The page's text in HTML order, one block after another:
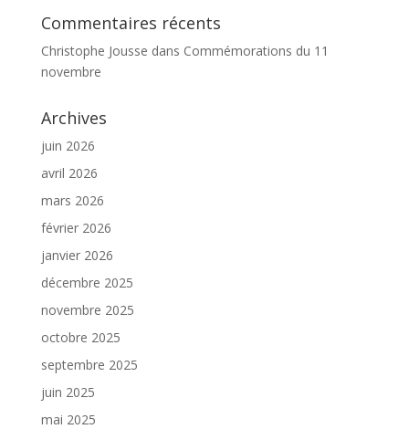
Commentaires récents
Christophe Jousse dans Commémorations du 11
novembre
Archives
juin 2026
avril 2026
mars 2026
février 2026
janvier 2026
décembre 2025
novembre 2025
octobre 2025
septembre 2025
juin 2025
mai 2025